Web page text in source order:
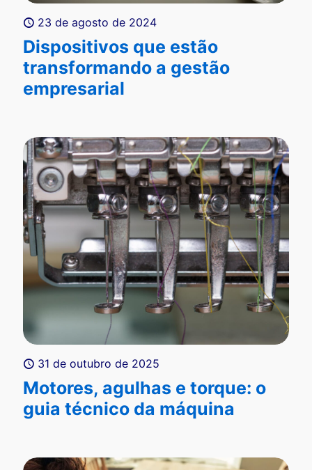
23 de agosto de 2024
Dispositivos que estão
transformando a gestão
empresarial
31 de outubro de 2025
Motores, agulhas e torque: o
guia técnico da máquina